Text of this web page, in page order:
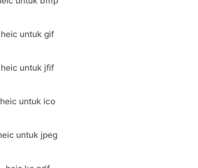
heic untuk jfif
heic untuk ico
heic untuk jpeg
heic ke pdf
heic untuk jpg